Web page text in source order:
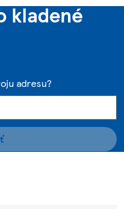
kladené
adresu?